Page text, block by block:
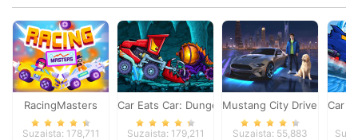
RacingMasters
Suzaista: 178,711
Car Eats Car: Dungeon Adventure
Suzaista: 179,211
Mustang City Driver
Suzaista: 55,883
Car